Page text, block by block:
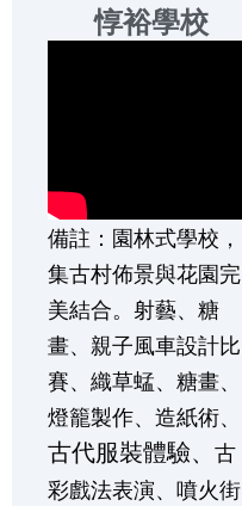
惇裕學校
備註：園林式學校，
集古村佈景與花園完
美結合。射藝、糖
畫、親子風車設計比
賽、織草蜢、糖畫、
燈籠製作、造紙術、
古代服裝體驗、 古
彩戲法表演、噴火街